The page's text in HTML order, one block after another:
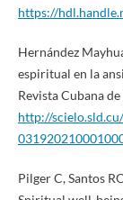
https://
Hernández
espiritual en la
Revista Cubana
http://
Pilger C, Santos